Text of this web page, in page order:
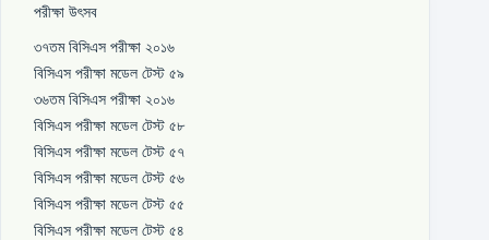
পরীক্ষা উৎসব
৩৭তম বিসিএস পরীক্ষা ২০১৬
বিসিএস পরীক্ষা মডেল টেস্ট ৫৯
৩৬তম বিসিএস পরীক্ষা ২০১৬
বিসিএস পরীক্ষা মডেল টেস্ট ৫৮
বিসিএস পরীক্ষা মডেল টেস্ট ৫৭
বিসিএস পরীক্ষা মডেল টেস্ট ৫৬
বিসিএস পরীক্ষা মডেল টেস্ট ৫৫
বিসিএস পরীক্ষা মডেল টেস্ট ৫৪